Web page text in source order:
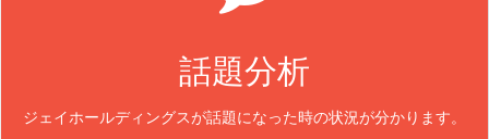
話題分析
ジェイホールディングスが話題になった時の状況が分かります。